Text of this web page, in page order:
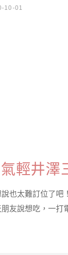
10-01
輕井澤
也太難訂位了吧
友說想吃，一